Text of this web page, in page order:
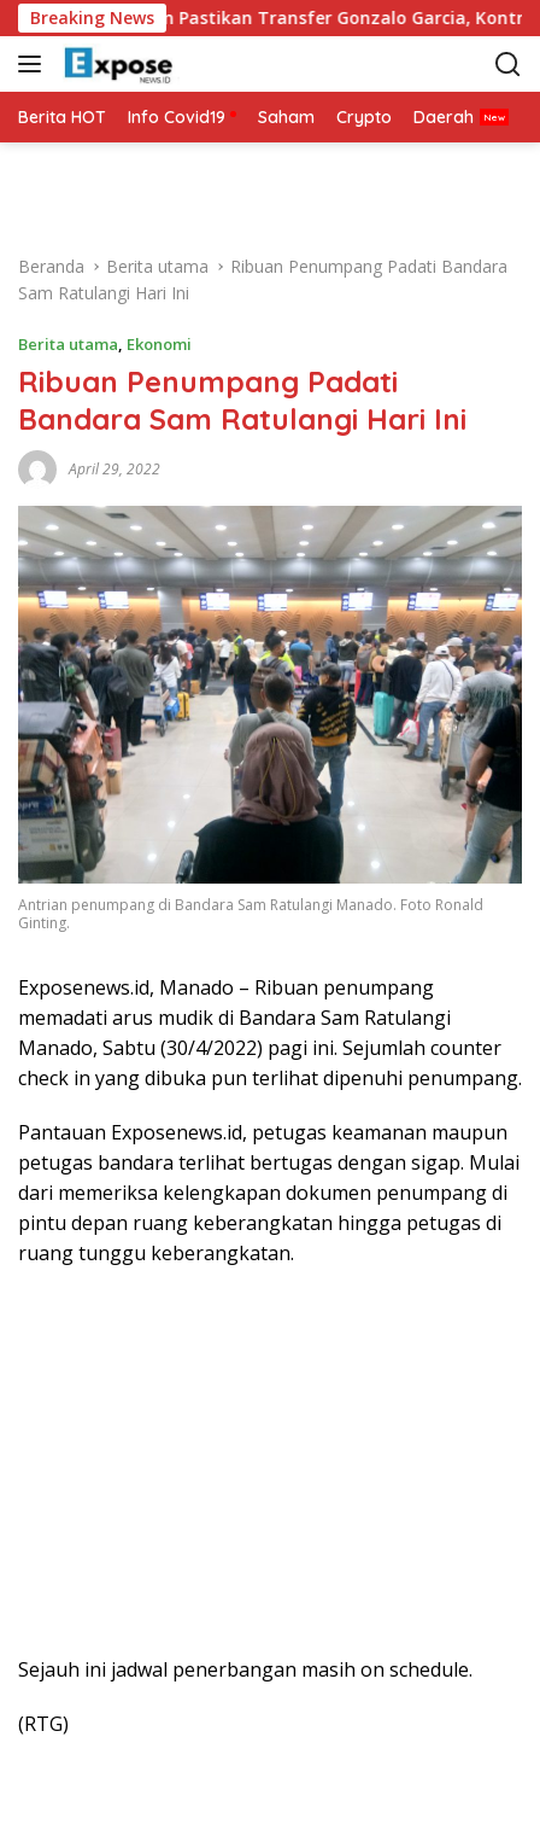
a
g
u
Breaking News
Fulham Pastikan Transfer Gonzalo Garcia, Kontrak
Berita HOT Info Covid19 Saham Crypto Daerah
Beranda Berita utama
Ribuan Penumpang Padati Bandara
Sam Ratulangi Hari Ini
Berita utama, Ekonomi
Ribuan Penumpang Padati
Bandara Sam Ratulangi Hari Ini
April 29, 2022
Antrian penumpang di Bandara Sam Ratulangi Manado. Foto Ronald
Ginting.
Exposenews.id, Manado – Ribuan penumpang
memadati arus mudik di Bandara Sam Ratulangi
Manado, Sabtu (30/4/2022) pagi ini. Sejumlah counter
check in yang dibuka pun terlihat dipenuhi penumpang.
Pantauan Exposenews.id, petugas keamanan maupun
petugas bandara terlihat bertugas dengan sigap. Mulai
dari memeriksa kelengkapan dokumen penumpang di
pintu depan ruang keberangkatan hingga petugas di
ruang tunggu keberangkatan.
Sejauh ini jadwal penerbangan masih on schedule.
(RTG)